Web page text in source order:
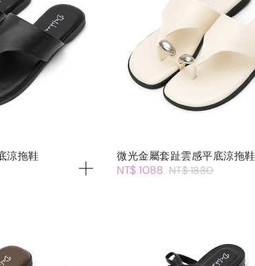
涼拖鞋 微光金屬套趾雲感平底涼拖鞋
NT$ 1088 NT$ 1880